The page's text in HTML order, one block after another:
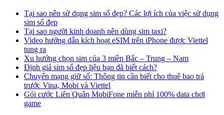
Tại sao nên sử dụng sim số đẹp? Các lợi ích của việc sử dụng
sim số đẹp
Tại sao người kinh doanh nên dùng sim taxi?
Video hướng dẫn kích hoạt eSIM trên iPhone được Viettel
tung ra
Xu hướng chọn sim của 3 miền Bắc – Trung – Nam
Định giá sim số đẹp liệu bạn đã biết cách?
Chuyển mạng giữ số: Thông tin cần biết cho thuê bao trả
trước Vina, Mobi và Viettel
Gói cước Liên Quân MobiFone miễn phí 100% data chơi
game